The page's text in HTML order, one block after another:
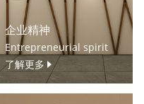
企业精神
Entrepreneurial spirit
了解更多